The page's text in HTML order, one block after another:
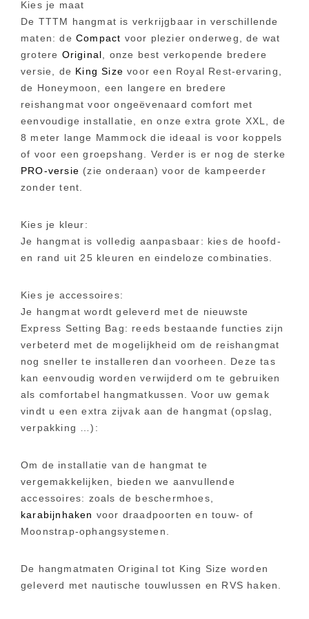
Kies je maat
De TTTM hangmat is verkrijgbaar in verschillende
maten: de Compact voor plezier onderweg, de wat
grotere Original , onze best verkopende bredere
versie, de King Size voor een Royal Rest-ervaring,
de Honeymoon, een langere en bredere
reishangmat voor ongeëvenaard comfort met
eenvoudige installatie, en onze extra grote XXL, de
8 meter lange Mammock die ideaal is voor koppels
of voor een groepshang. Verder is er nog de sterke
PRO-versie (zie onderaan) voor de kampeerder
zonder tent.
Kies je kleur:
Je hangmat is volledig aanpasbaar: kies de hoofd-
en rand uit 25 kleuren en eindeloze combinaties.
Kies je accessoires:
Je hangmat wordt geleverd met de nieuwste
Express Setting Bag: reeds bestaande functies zijn
verbeterd met de mogelijkheid om de reishangmat
nog sneller te installeren dan voorheen. Deze tas
kan eenvoudig worden verwijderd om te gebruiken
als comfortabel hangmatkussen. Voor uw gemak
vindt u een extra zijvak aan de hangmat (opslag,
verpakking …):
Om de installatie van de hangmat te
vergemakkelijken, bieden we aanvullende
accessoires: zoals de beschermhoes,
karabijnhaken voor draadpoorten en touw- of
Moonstrap-ophangsystemen.
De hangmatmaten Original tot King Size worden
geleverd met nautische touwlussen en RVS haken.